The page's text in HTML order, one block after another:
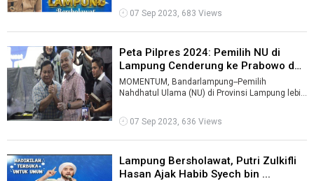
...
07 Sep 2023, 683 Views
Peta Pilpres 2024: Pemilih NU di
Lampung Cenderung ke Prabowo da
...
MOMENTUM, Bandarlampung--Pemilih
Nahdhatul Ulama (NU) di Provinsi Lampung lebih
Ganjar ...
07 Sep 2023, 636 Views
Lampung Bersholawat, Putri Zulkifli
Hasan Ajak Habib Syech bin ...